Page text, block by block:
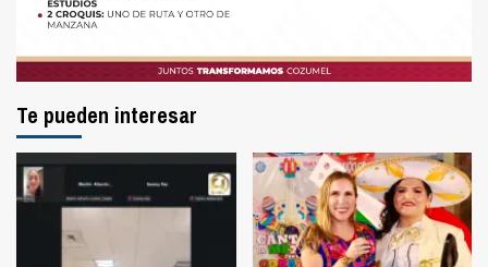
Te pueden interesar